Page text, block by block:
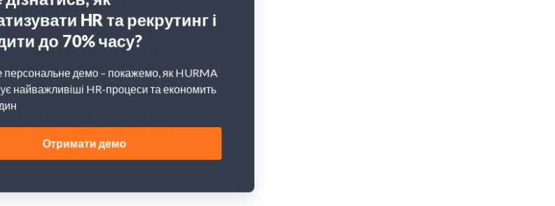
задоволеність процесом
відстежувати ключові
на кожному етапі воронки
оптимізувати процес найму.
– це полегшує доступ до
ефективному управлінню